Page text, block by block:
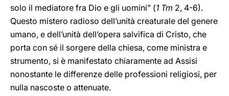
solo il mediatore fra Dio e gli uomini” (1 Tm 2, 4-6).
Questo mistero radioso dell’unità creaturale del genere
umano, e dell’unità dell’opera salvifica di Cristo, che
porta con sé il sorgere della chiesa, come ministra e
strumento, si è manifestato chiaramente ad Assisi
nonostante le differenze delle professioni religiosi, per
nulla nascoste o attenuate.